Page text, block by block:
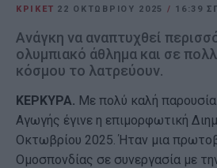
ΚΡΙΚΕΤ 22 ΟΚΤΩΒΡΊΟΥ 2025 / 16:39
Ανάγκη να αναπτυχθεί
ολυμπιακό άθλημα και σε
κόσμου το λατρεύουν.
ΚΕΡΚΥΡΑ. Με πολύ καλή
Αγωγής έγινε η επιμορφωτική
Οκτωβρίου 2025. Ήταν μια
Ομοσπονδίας σε συνεργασία με